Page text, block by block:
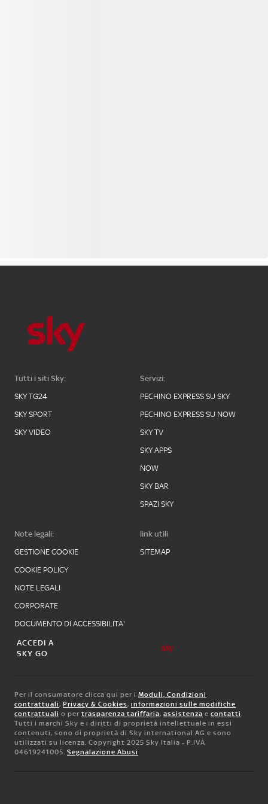
Tutti i siti Sky:
SKY TG24
SKY SPORT
SKY VIDEO
Servizi:
PECHINO EXPRESS SU SKY
PECHINO EXPRESS SU NOW
SKY TV
SKY APPS
NOW
SKY BAR
SPAZI SKY
Note legali:
GESTIONE COOKIE
COOKIE POLICY
NOTE LEGALI
CORPORATE
DOCUMENTO DI ACCESSIBILITA'
link utili
SITEMAP
ACCEDI A
SKY GO
Per il consumatore clicca qui per i Moduli, Condizioni
contrattuali, Privacy & Cookies, informazioni sulle modifiche
contrattuali o per trasparenza tariffaria, assistenza e contatti.
Tutti i marchi Sky e i diritti di proprietà intellettuale in essi
contenuti, sono di proprietà di Sky international AG e sono
utilizzati su licenza. Copyright 2025 Sky Italia - P.IVA
04619241005. Segnalazione Abusi